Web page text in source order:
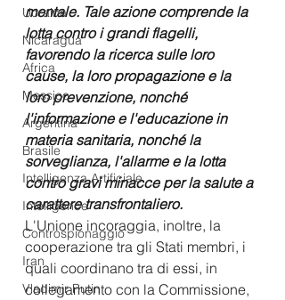
Ucraina
Nicaragua
Africa
Messico
Argentina
Brasile
Intelligenza Artificiale
Intelligence
Controspionaggio
Iran
Vladimir Putin
mentale. Tale azione comprende la
lotta contro i grandi flagelli,
favorendo la ricerca sulle loro
cause, la loro propagazione e la
loro prevenzione, nonché
l'informazione e l'educazione in
materia sanitaria, nonché la
sorveglianza, l'allarme e la lotta
contro gravi minacce per la salute a
carattere transfrontaliero.
L'Unione incoraggia, inoltre, la
cooperazione tra gli Stati membri, i
quali coordinano tra di essi, in
collegamento con la Commissione,